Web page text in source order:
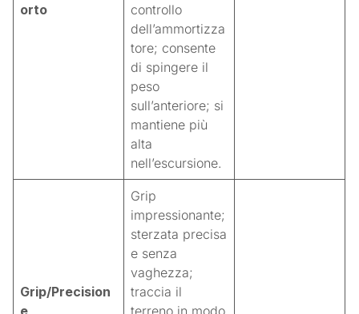
orto
controllo
dell’ammortizza
tore; consente
di spingere il
peso
sull’anteriore; si
mantiene più
alta
nell’escursione.
Grip/Precision
e
Grip
impressionante;
sterzata precisa
e senza
vaghezza;
traccia il
terreno in modo